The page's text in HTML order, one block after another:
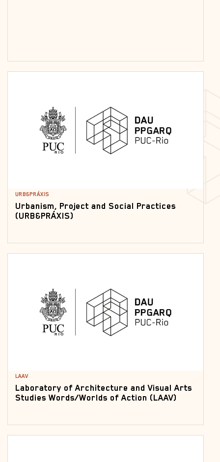
URB&PRÁXIS
Urbanism, Project and Social Practices
(URB&PRÁXIS)
LAAV
Laboratory of Architecture and Visual Arts
Studies Words/Worlds of Action (LAAV)